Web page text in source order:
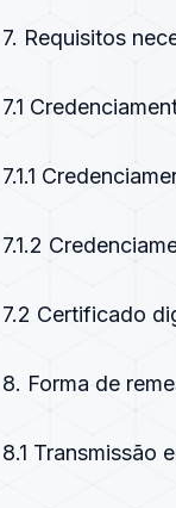
7. Requisitos
7.1
7.1.1
7.1.2
7.2 Certificado
8. Forma de
8.1 Transmissão